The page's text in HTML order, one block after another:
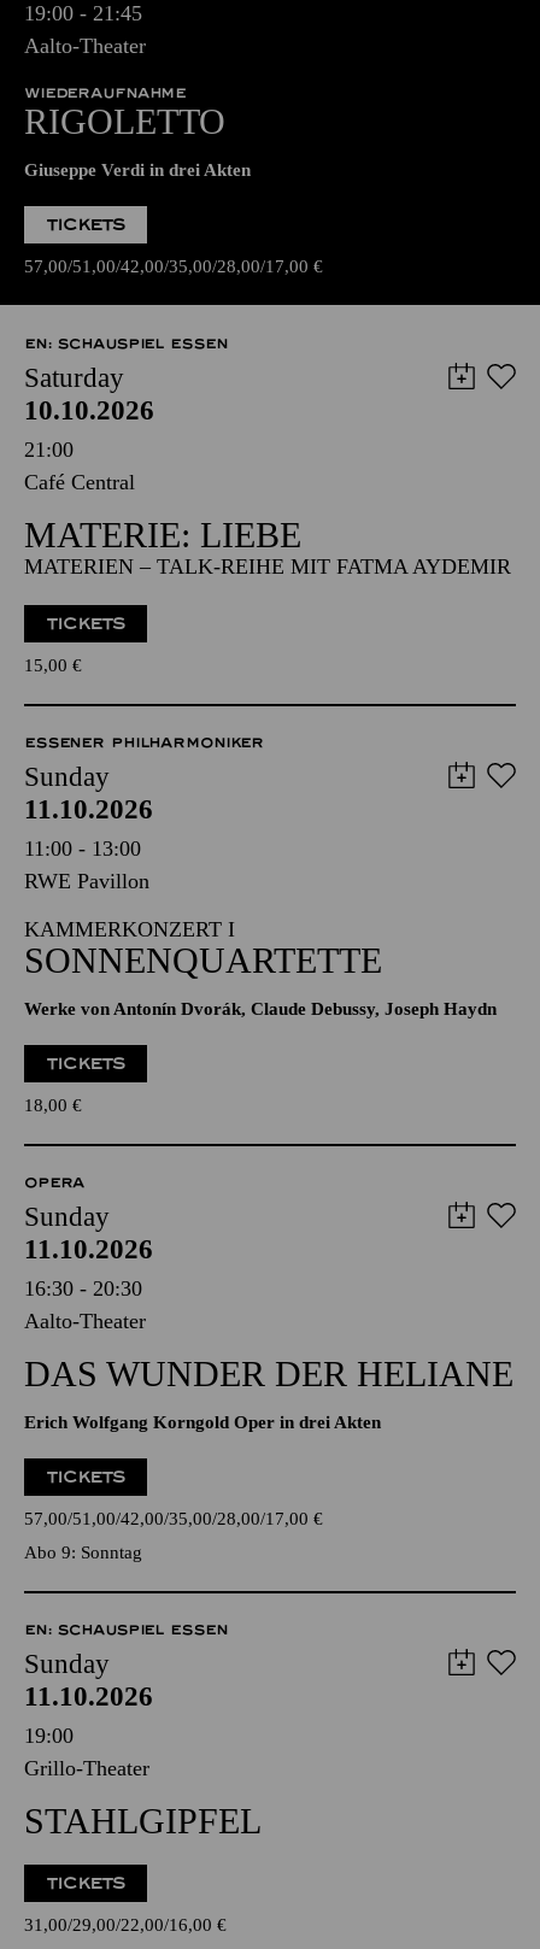
19:00 - 21:45
Aalto-Theater
WIEDERAUFNAHME
RIGOLETTO
Giuseppe Verdi in drei Akten
TICKETS
57,00 51,00 42,00 35,00 28,00 17,00 €
EN: SCHAUSPIEL ESSEN
Saturday
10.10.2026
21:00
Café Central
MATERIE: LIEBE
MATERIEN – TALK-REIHE MIT FATMA AYDEMIR
TICKETS
15,00 €
ESSENER PHILHARMONIKER
Sunday
11.10.2026
11:00 - 13:00
RWE Pavillon
KAMMERKONZERT I
SONNENQUARTETTE
Werke von Antonín Dvorák, Claude Debussy, Joseph Haydn
TICKETS
18,00 €
OPERA
Sunday
11.10.2026
16:30 - 20:30
Aalto-Theater
DAS WUNDER DER HELIANE
Erich Wolfgang Korngold Oper in drei Akten
TICKETS
57,00 51,00 42,00 35,00 28,00 17,00 €
Abo 9: Sonntag
EN: SCHAUSPIEL ESSEN
Sunday
11.10.2026
19:00
Grillo-Theater
STAHLGIPFEL
TICKETS
31,00 29,00 22,00 16,00 €